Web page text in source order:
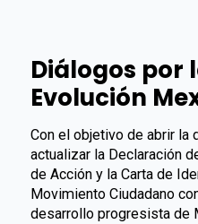
Diálogos por
Evolución
Con el objetivo de abrir la
actualizar la Declaración
de Acción y la Carta de
Movimiento Ciudadano
desarrollo progresista de